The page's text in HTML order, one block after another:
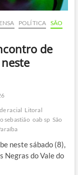
POLÍTICA SÃO
de
racial Litoral
sebastião oab sp São
neste sábado (8),
Negras do Vale do